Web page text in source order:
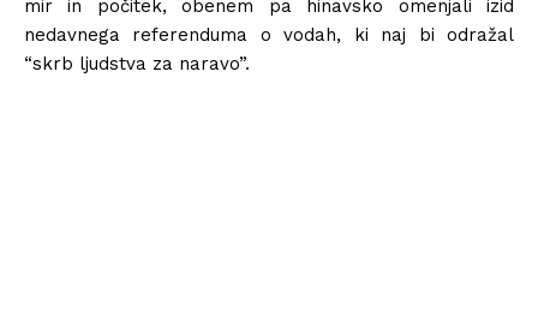
mir in počitek, obenem pa hinavsko omenjali izid
nedavnega referenduma o vodah, ki naj bi odražal
“skrb ljudstva za naravo”.